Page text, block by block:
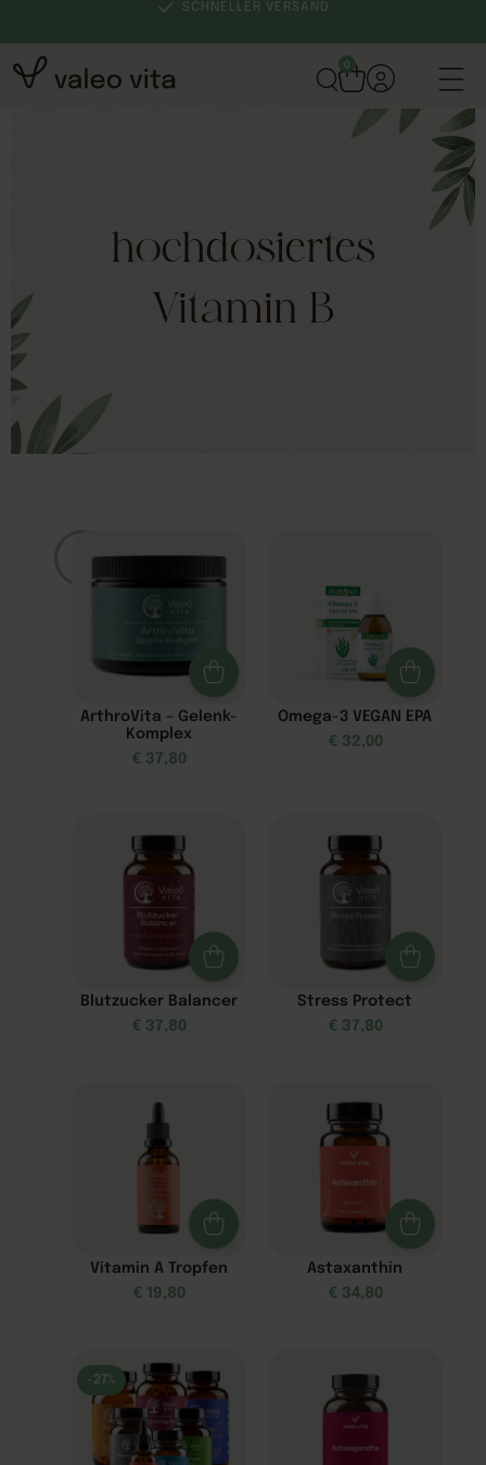
SCHNELLER VERSAND
0
hochdosiertes
Vitamin B
Filter
ArthroVita – Gelenk-
Komplex
€ 37,80
Omega-3 VEGAN EPA
€ 32,00
Blutzucker Balancer
€ 37,80
Stress Protect
€ 37,80
Vitamin A Tropfen
€ 19,80
Astaxanthin
€ 34,80
-27%